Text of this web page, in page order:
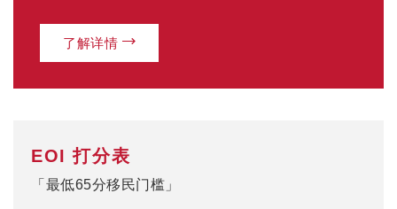
了解详情
EOI 打分表
「最低65分移民门槛」